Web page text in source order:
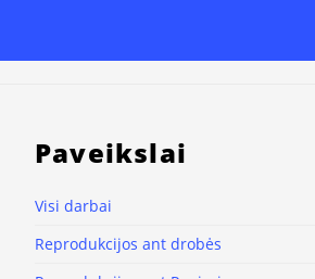
Paveikslai
Visi darbai
Reprodukcijos ant drobės